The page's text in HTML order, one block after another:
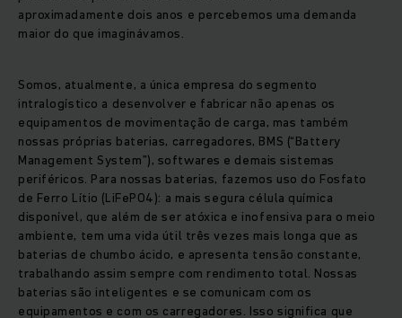
aproximadamente dois anos e percebemos uma demanda
maior do que imaginávamos.
Somos, atualmente, a única empresa do segmento
intralogístico a desenvolver e fabricar não apenas os
equipamentos de movimentação de carga, mas também
nossas próprias baterias, carregadores, BMS (“Battery
Management System”), softwares e demais sistemas
periféricos. Para nossas baterias, fazemos uso do Fosfato
de Ferro Lítio (LiFePO4): a mais segura célula química
disponível, que além de ser atóxica e inofensiva para o meio
ambiente, tem uma vida útil três vezes mais longa que as
baterias de chumbo ácido, e apresenta tensão constante,
trabalhando assim sempre com rendimento total. Nossas
baterias são inteligentes e se comunicam com os
equipamentos e com os carregadores. Isso significa que